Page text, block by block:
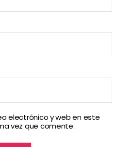
electrónico y web en este
vez que comente.